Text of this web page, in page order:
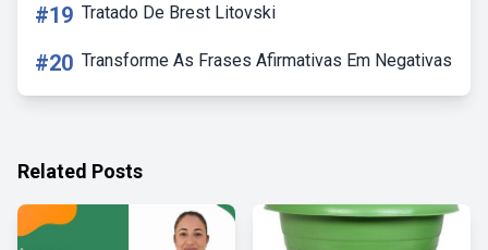
#19 Tratado De Brest Litovski
#20 Transforme As Frases Afirmativas Em Negativas
Related Posts